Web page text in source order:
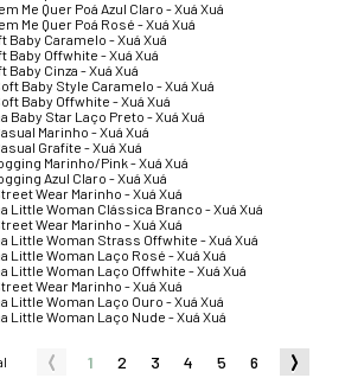
Me Quer Poá Azul Claro - Xuá Xuá
Me Quer Poá Rosé - Xuá Xuá
Baby Caramelo - Xuá Xuá
Baby Offwhite - Xuá Xuá
Cinza - Xuá Xuá
Baby Style Caramelo - Xuá Xuá
Baby Offwhite - Xuá Xuá
Baby Star Laço Preto - Xuá Xuá
Marinho - Xuá Xuá
Grafite - Xuá Xuá
Marinho/Pink - Xuá Xuá
Azul Claro - Xuá Xuá
Wear Marinho - Xuá Xuá
Little Woman Clássica Branco - Xuá Xuá
Wear Marinho - Xuá Xuá
Little Woman Strass Offwhite - Xuá Xuá
Little Woman Laço Rosé - Xuá Xuá
Little Woman Laço Offwhite - Xuá Xuá
Wear Marinho - Xuá Xuá
Little Woman Laço Ouro - Xuá Xuá
Little Woman Laço Nude - Xuá Xuá
1 2 3 4 5 6